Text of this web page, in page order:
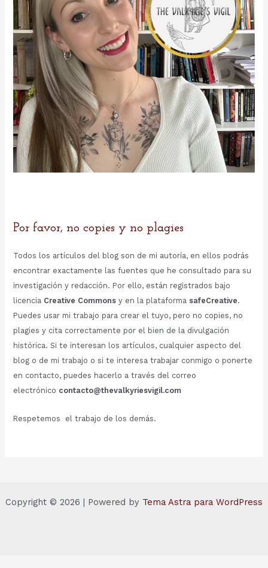
Por favor, no copies y no plagies
Todos los artículos del blog son de mi autoría, en ellos podrás
encontrar exactamente las fuentes que he consultado para su
investigación y redacción. Por ello, están registrados bajo
licencia Creative Commonsy en la plataforma safeCreative.
Puedes usar mi trabajo para crear el tuyo, pero no copies, no
plagies y cita correctamente por el bien de la divulgación
histórica. Si te interesan los artículos, cualquier aspecto del
blog o de mi trabajo o si te interesa trabajar conmigo o ponerte
en contacto, puedes hacerlo a través del correo
electrónico contacto@thevalkyriesvigil.com
Respetemos el trabajo de los demás.
Copyright © 2026 | Powered by Tema Astra para WordPress